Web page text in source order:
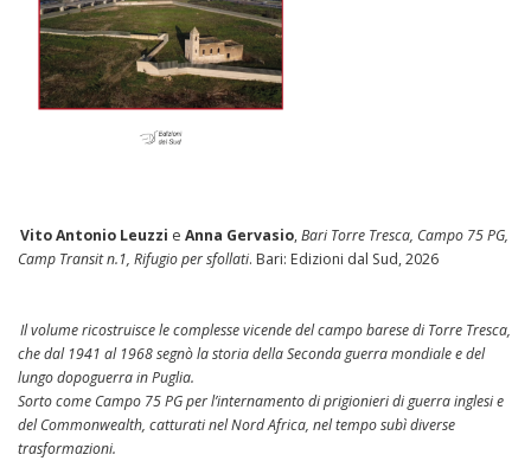
Vito Antonio Leuzzi eAnna Gervasio,Bari Torre Tresca, Campo 75 PG,
Camp Transit n.1, Rifugio per sfollati. Bari: Edizioni dal Sud, 2026
Il volume ricostruisce le complesse vicende del campo barese di Torre Tresca,
che dal 1941 al 1968 segnò la storia della Seconda guerra mondiale e del
lungo dopoguerra in Puglia.
Sorto come Campo 75 PG per l’internamento di prigionieri di guerra inglesi e
del Commonwealth, catturati nel Nord Africa, nel tempo subì diverse
trasformazioni.